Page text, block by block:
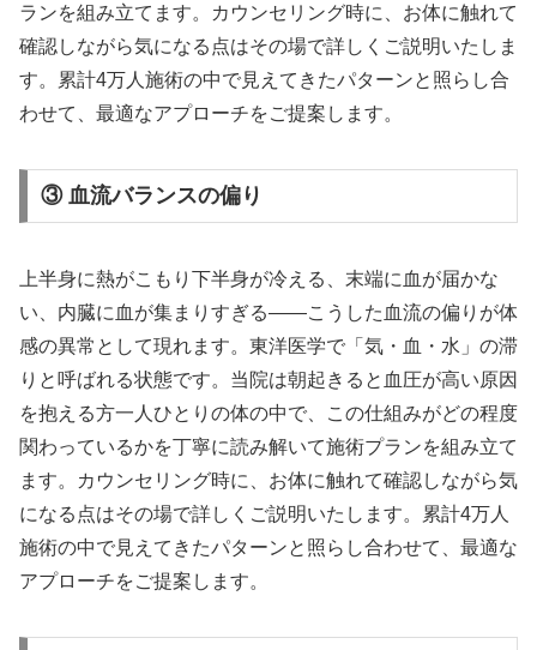
ランを組み立てます。カウンセリング時に、お体に触れて
確認しながら気になる点はその場で詳しくご説明いたしま
す。累計4万人施術の中で見えてきたパターンと照らし合
わせて、最適なアプローチをご提案します。
③ 血流バランスの偏り
上半身に熱がこもり下半身が冷える、末端に血が届かな
い、内臓に血が集まりすぎる——こうした血流の偏りが体
感の異常として現れます。東洋医学で「気・血・水」の滞
りと呼ばれる状態です。当院は朝起きると血圧が高い原因
を抱える方一人ひとりの体の中で、この仕組みがどの程度
関わっているかを丁寧に読み解いて施術プランを組み立て
ます。カウンセリング時に、お体に触れて確認しながら気
になる点はその場で詳しくご説明いたします。累計4万人
施術の中で見えてきたパターンと照らし合わせて、最適な
アプローチをご提案します。